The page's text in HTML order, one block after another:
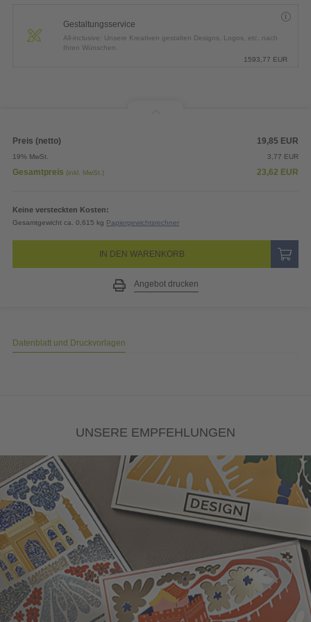
Gestaltungsservice
All-inclusive: Unsere Kreativen gestalten Designs, Logos, etc. nach
Ihren Wünschen.
1593,77 EUR
Preis (netto) 19,85 EUR
19% MwSt. 3,77 EUR
Gesamtpreis (inkl. MwSt.) 23,62 EUR
Keine versteckten Kosten:
Gesamtgewicht ca. 0,615 kg Papiergewichtsrechner
IN DEN WARENKORB
Angebot drucken
Datenblatt und Druckvorlagen
UNSERE EMPFEHLUNGEN